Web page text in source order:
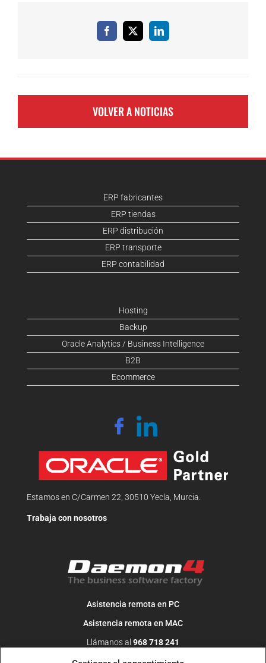
Facebook
X LinkedIn
VOLVER A NOTICIAS
ERP fabricantes
ERP tiendas
ERP distribución
ERP transporte
ERP contabilidad
Hosting
Backup
Oracle Analytics / Business Intelligence
B2B
Ecommerce
Estamos en C/Carmen 22, 30510 Yecla, Murcia.
Trabaja con nosotros
Asistencia remota en PC
Asistencia remota en MAC
Llámanos al 968 718 241